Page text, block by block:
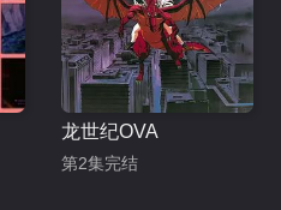
龙世纪OVA
第2集完结